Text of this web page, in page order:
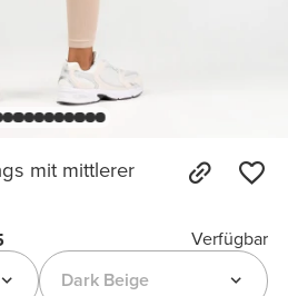
mit mittlerer
Verfügbar
Dark Beige